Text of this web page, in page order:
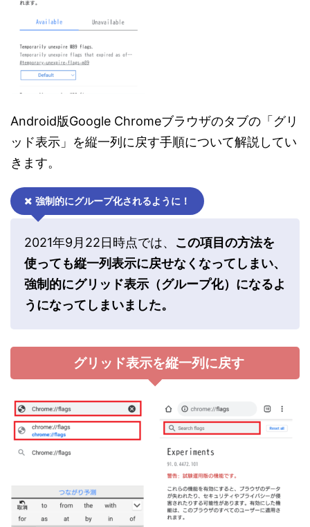
Android版Google Chromeブラウザのタブの「グリ
ッド表示」を縦一列に戻す手順について解説してい
きます。
強制的にグループ化されるように！
2021年9月22日時点では、 この項目の方法を
使っても縦一列表示に戻せなくなってしまい、
強制的にグリッド表示（グループ化）になるよ
うになってしまいました。
グリッド表示を縦一列に戻す